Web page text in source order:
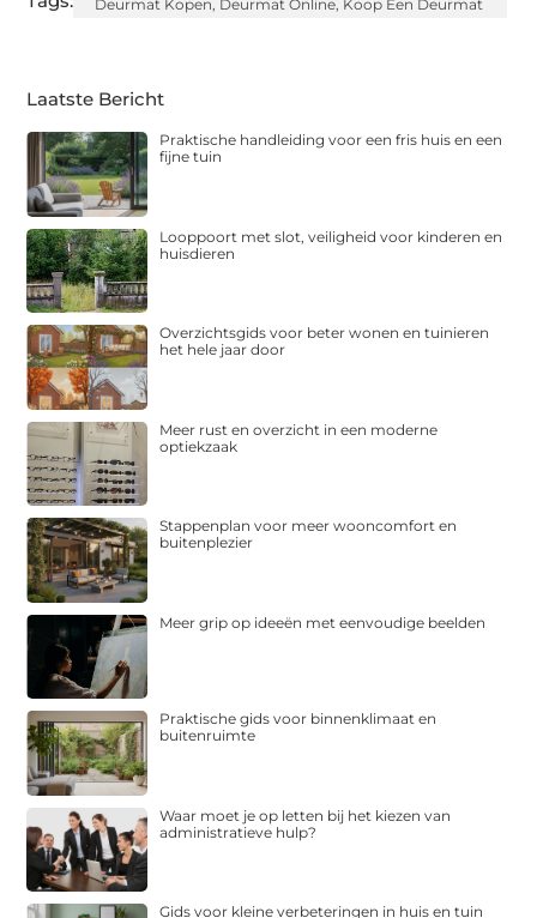
Deurmat Kopen, Deurmat Online, Koop Een Deurmat
Laatste Bericht
Praktische handleiding voor een fris huis en een
fijne tuin
Looppoort met slot, veiligheid voor kinderen en
huisdieren
Overzichtsgids voor beter wonen en tuinieren
het hele jaar door
Meer rust en overzicht in een moderne
optiekzaak
Stappenplan voor meer wooncomfort en
buitenplezier
Meer grip op ideeën met eenvoudige beelden
Praktische gids voor binnenklimaat en
buitenruimte
Waar moet je op letten bij het kiezen van
administratieve hulp?
Gids voor kleine verbeteringen in huis en tuin